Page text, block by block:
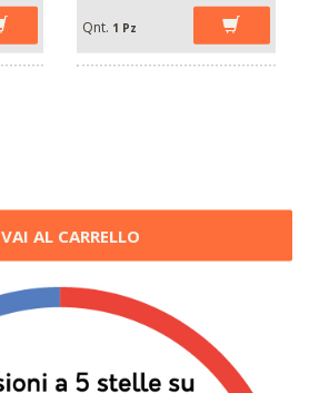
VAI AL CARRELLO
Qnt. 1 Pz